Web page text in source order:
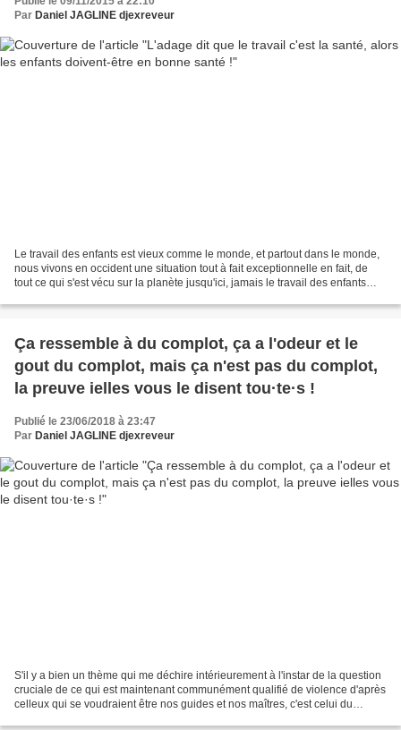
Par Daniel JAGLINE djexreveur
Le travail des enfants est vieux comme le monde, et partout dans le monde,
nous vivons en occident une situation tout à fait exceptionnelle en fait, de
tout ce qui s'est vécu sur la planète jusqu'ici, jamais le travail des enfants
Ça ressemble à du complot, ça a l'odeur et le
gout du complot, mais ça n'est pas du complot,
la preuve ielles vous le disent tou·te·s !
Publié le 23/06/2018 à 23:47
Par Daniel JAGLINE djexreveur
S'il y a bien un thème qui me déchire intérieurement à l'instar de la question
cruciale de ce qui est maintenant communément qualifié de violence d'après
celleux qui se voudraient être nos guides et nos maîtres, c'est celui du